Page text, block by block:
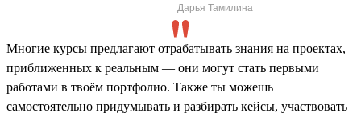
Дарья Тамилина
Многие курсы предлагают отрабатывать знания на проектах,
приближенных к реальным — они могут стать первыми
работами в твоём портфолио. Также ты можешь
самостоятельно придумывать и разбирать кейсы, участвовать